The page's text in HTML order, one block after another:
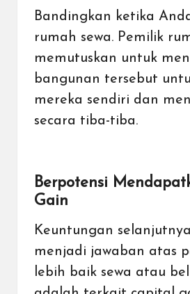
Bandingkan ketika
rumah sewa. Pemilik
memutuskan untuk
bangunan tersebut
mereka sendiri dan
secara tiba-tiba.
Berpotensi
Gain
Keuntungan
menjadi jawaban atas
lebih baik sewa atau